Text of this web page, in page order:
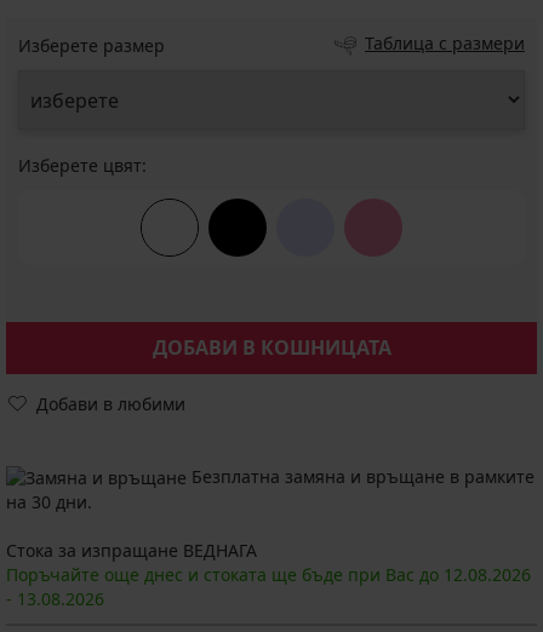
Изберете размер Таблица с размери
Изберете цвят:
ДОБАВИ В КОШНИЦАТА
Добави в любими
Безплатна замяна и връщане в рамките
на 30 дни.
Стока за изпращане ВЕДНАГА
Поръчайте още днес и стоката ще бъде при Вас до 12.08.2026
- 13.08.2026